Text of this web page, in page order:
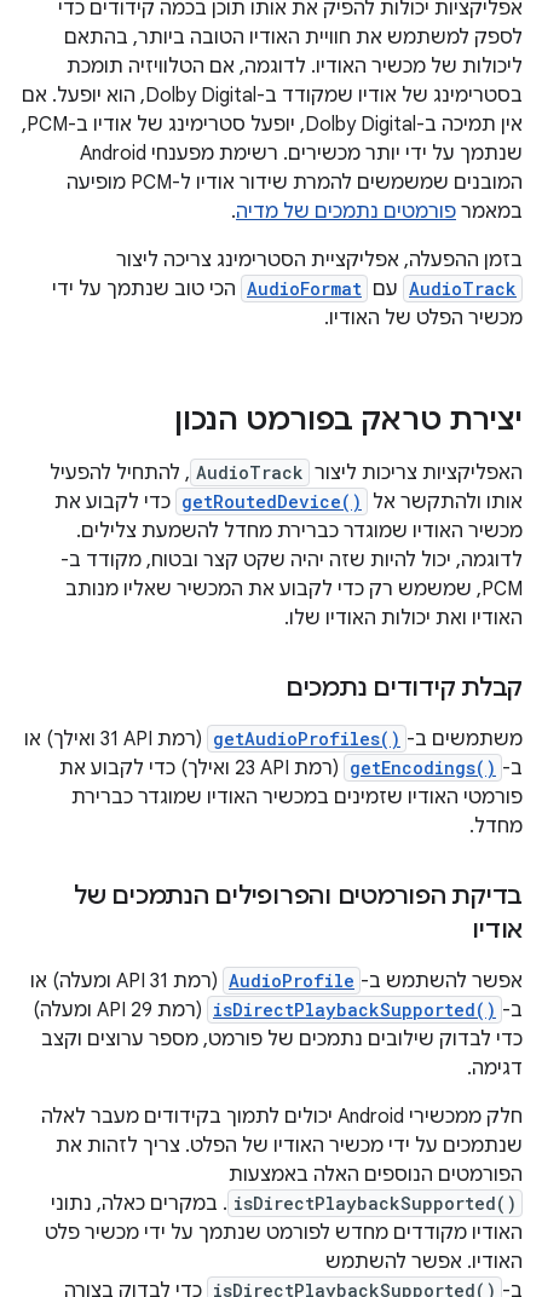
אפליקציות יכולות להפיק את אותו תוכן בכמה קידודים כדי
לספק למשתמש את חוויית האודיו הטובה ביותר, בהתאם
ליכולות של מכשיר האודיו. לדוגמה, אם הטלוויזיה תומכת
בסטרימינג של אודיו שמקודד ב-Dolby Digital, הוא יופעל. אם
אין תמיכה ב-Dolby Digital, יופעל סטרימינג של אודיו ב-PCM,
שנתמך על ידי יותר מכשירים. רשימת מפענחי Android
המובנים שמשמשים להמרת שידור אודיו ל-PCM מופיעה
במאמר פורמטים נתמכים של מדיה.
בזמן ההפעלה, אפליקציית הסטרימינג צריכה ליצור
AudioTrack עם AudioFormat הכי טוב שנתמך על ידי
מכשיר הפלט של האודיו.
יצירת טראק בפורמט הנכון
האפליקציות צריכות ליצור AudioTrack , להתחיל להפעיל
אותו ולהתקשר אל
getRoutedDevice() כדי לקבוע את
מכשיר האודיו שמוגדר כברירת מחדל להשמעת צלילים.
לדוגמה, יכול להיות שזה יהיה שקט קצר ובטוח, מקודד ב-
PCM, שמשמש רק כדי לקבוע את המכשיר שאליו מנותב
האודיו ואת יכולות האודיו שלו.
קבלת קידודים נתמכים
משתמשים ב- getAudioProfiles()
(רמת API‏ 31 ואילך) או
ב- getEncodings()
(רמת API‏ 23 ואילך) כדי לקבוע את
פורמטי האודיו שזמינים במכשיר האודיו שמוגדר כברירת
מחדל.
בדיקת הפורמטים והפרופילים הנתמכים של
אודיו
אפשר להשתמש ב- AudioProfile
(רמת API 31 ומעלה) או
ב- isDirectPlaybackSupported()
(רמת API 29 ומעלה)
כדי לבדוק שילובים נתמכים של פורמט, מספר ערוצים וקצב
דגימה.
חלק ממכשירי Android יכולים לתמוך בקידודים מעבר לאלה
שנתמכים על ידי מכשיר האודיו של הפלט. צריך לזהות את
הפורמטים הנוספים האלה באמצעות
isDirectPlaybackSupported() . במקרים כאלה, נתוני
האודיו מקודדים מחדש לפורמט שנתמך על ידי מכשיר פלט
האודיו. אפשר להשתמש
ב- isDirectPlaybackSupported() כדי לבדוק בצורה